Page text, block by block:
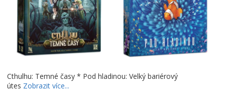
Cthulhu: Temné časy * Pod hladinou: Velký bariérový
útes Zobrazit více...